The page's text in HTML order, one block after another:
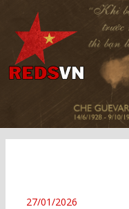
Kênh chia sẻ tri thức cộng đồng
POSTED
27/01/2026